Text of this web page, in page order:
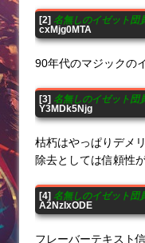
[2] 名無しのイゼット団
cxMjg0MTA
90年代のマジックの
[3] 名無しのイゼット団
Y3MDk5Njg
枯朽はやっぱりデメ
除去としては信頼性
[4] 名無しのイゼット団
A2NzIxODE
フレーバーテキスト